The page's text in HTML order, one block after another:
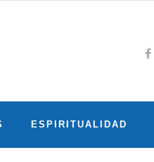
ESPIRITUALIDAD